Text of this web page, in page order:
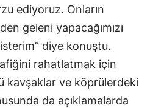
ediyoruz. Onların
geleni yapacağımızı
diye konuştu.
rahatlatmak için
kavşaklar ve köprülerdeki
da açıklamalarda